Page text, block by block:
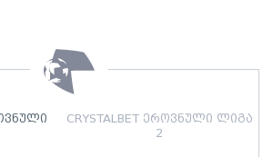
CRYSTALBET ეროვნული ლიგა
2